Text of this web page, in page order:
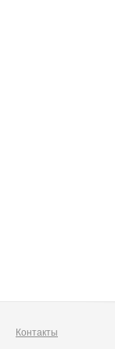
Контакты